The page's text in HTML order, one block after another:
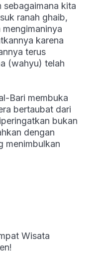
sebagaimana kita
ranah ghaib,
karena
terus
(wahyu) telah
Bari membuka
bertaubat dari
bukan
dengan
menimbulkan
Wisata